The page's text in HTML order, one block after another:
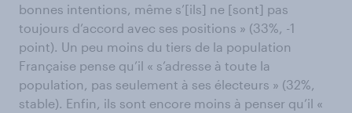
bonnes intentions, même s’[ils] ne [sont] pas
toujours d’accord avec ses positions » (33%, -1
point). Un peu moins du tiers de la population
Française pense qu’il « s’adresse à toute la
population, pas seulement à ses électeurs » (32%,
stable). Enfin, ils sont encore moins à penser qu’il «